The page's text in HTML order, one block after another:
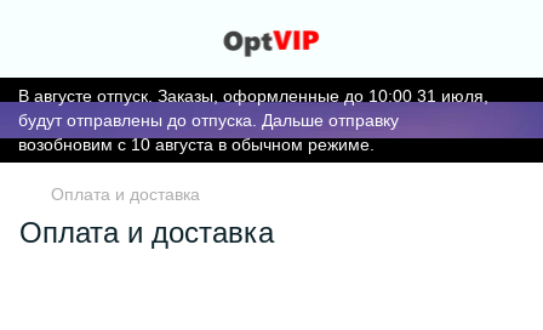
В августе отпуск. Заказы, оформленные до 10:00 31 июля,
будут отправлены до отпуска. Дальше отправку
возобновим с 10 августа в обычном режиме.
Оплата и доставка
Оплата и доставка